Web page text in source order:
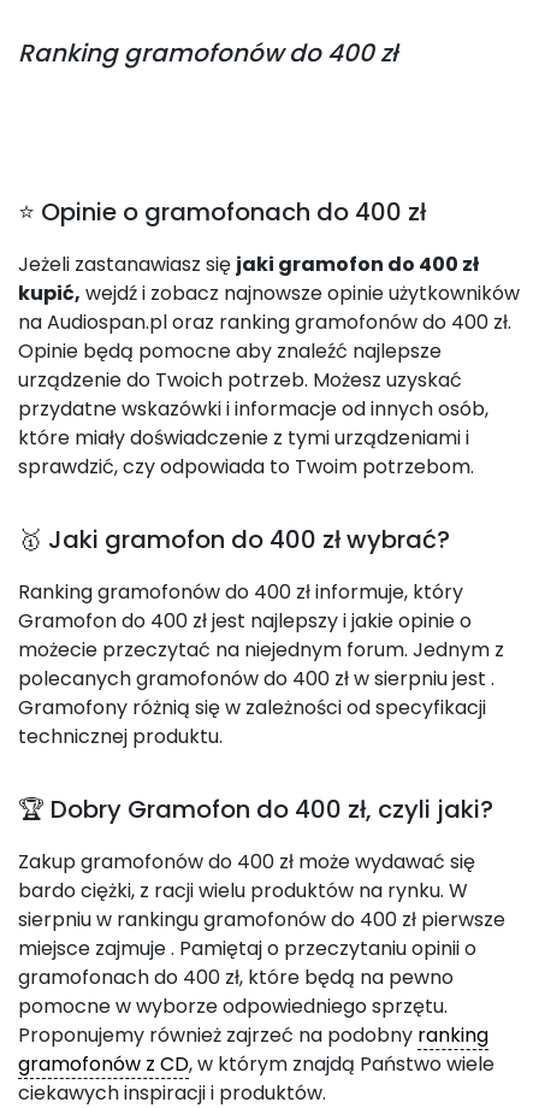
Ranking gramofonów do 400 zł
⭐ Opinie o gramofonach do 400 zł
Jeżeli zastanawiasz się jaki gramofon do 400 zł
kupić, wejdź i zobacz najnowsze opinie użytkowników
na Audiospan.pl oraz ranking gramofonów do 400 zł.
Opinie będą pomocne aby znaleźć najlepsze
urządzenie do Twoich potrzeb. Możesz uzyskać
przydatne wskazówki i informacje od innych osób,
które miały doświadczenie z tymi urządzeniami i
sprawdzić, czy odpowiada to Twoim potrzebom.
🥇 Jaki gramofon do 400 zł wybrać?
Ranking gramofonów do 400 zł informuje, który
Gramofon do 400 zł jest najlepszy i jakie opinie o
możecie przeczytać na niejednym forum. Jednym z
polecanych gramofonów do 400 zł w sierpniu jest .
Gramofony różnią się w zależności od specyfikacji
technicznej produktu.
🏆 Dobry Gramofon do 400 zł, czyli jaki?
Zakup gramofonów do 400 zł może wydawać się
bardo ciężki, z racji wielu produktów na rynku. W
sierpniu w rankingu gramofonów do 400 zł pierwsze
miejsce zajmuje. Pamiętaj o przeczytaniu opinii o
gramofonach do 400 zł, które będą na pewno
pomocne w wyborze odpowiedniego sprzętu.
Proponujemy również zajrzeć na podobny ranking
gramofonów z CD, w którym znajdą Państwo wiele
ciekawych inspiracji i produktów.